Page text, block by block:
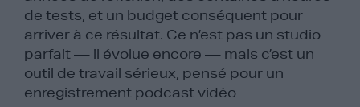
de tests, et un budget conséquent pour
arriver à ce résultat. Ce n’est pas un studio
parfait — il évolue encore — mais c’est un
outil de travail sérieux, pensé pour un
enregistrement podcast vidéo